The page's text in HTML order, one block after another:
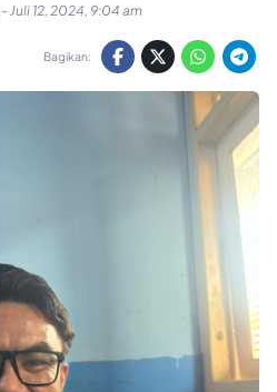
- Juli 12, 2024, 9:04 am
Bagikan: